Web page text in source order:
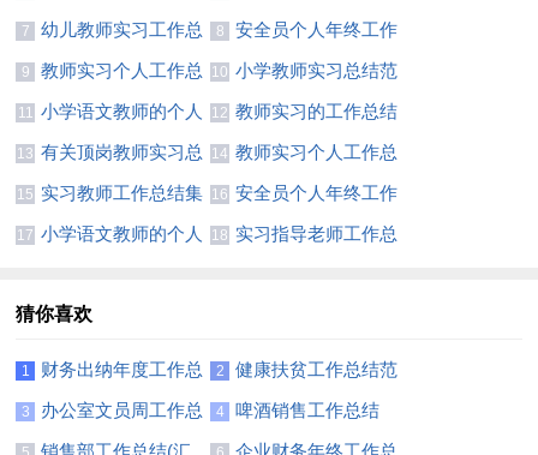
总结【热门】
总结集锦15篇
7
幼儿教师实习工作总
结(集锦15篇)
8
安全员个人年终工作
总结(通用15篇)
9
教师实习个人工作总
结集合15篇
10 小学教师实习总结范
文
11
小学语文教师的个人
实习总结
12 教师实习的工作总结
13 有关顶岗教师实习总
结
14 教师实习个人工作总
结(集合15篇)
15 实习教师工作总结集
合14篇
16 安全员个人年终工作
总结合集15篇
17 小学语文教师的个人
18 实习指导老师工作总
猜你喜欢
1
财务出纳年度工作总
结11篇
2
健康扶贫工作总结范
文
3
办公室文员周工作总
结
4 啤酒销售工作总结
销售部工作总结(汇 企业财务年终工作总